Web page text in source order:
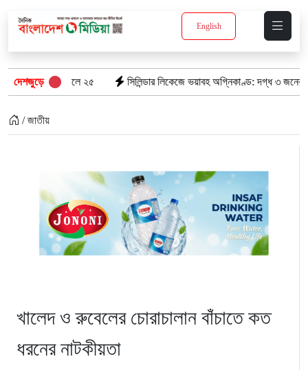
English
দেশজুড়ে
২৫ সিলিন্ডার লিকেজে ভয়াবহ অগ্নিকাণ্ড: দগ্ধ ৩ জনের অবস্থা
/ জাতীয়
খালেদ ও রুবেলের চোরাচালান বাঁচাতে কত
ধরনের নাটকীয়তা